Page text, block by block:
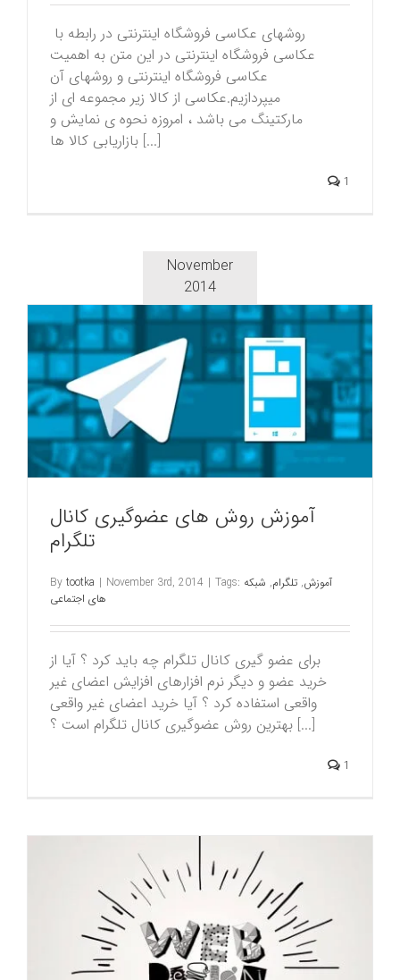
عکاسی فروشگاه اینترنتی در این متن به اهمیت
عکاسی فروشگاه اینترنتی و روشهای آن
میپردازیم.عکاسی از کالا زیر مجموعه ای از
مارکتینگ می باشد ، امروزه نحوه ی نمایش و
بازاریابی کالا ها [...]
1
November
2014
آموزش روش های عضوگیری کانال
تلگرام
By tootka | November 3rd, 2014 | Tags: آموزش, تلگرام, شبکه
های اجتماعی
برای عضو گیری کانال تلگرام چه باید کرد ؟ آیا از
خرید عضو و دیگر نرم افزارهای افزایش اعضای غیر
واقعی استفاده کرد ؟ آیا خرید اعضای غیر واقعی
بهترین روش عضوگیری کانال تلگرام است ؟ [...]
1